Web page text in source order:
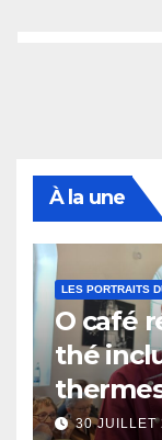
À la une
LES PORTRAITS
O café
thé
Eaux
30 JUILLET